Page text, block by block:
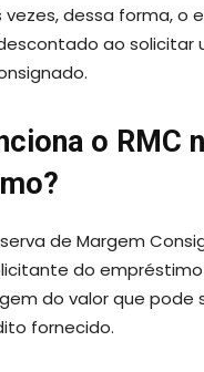
vezes, dessa forma, o
ao solicitar
o RMC
de Margem
do
do valor que pode
fornecido.